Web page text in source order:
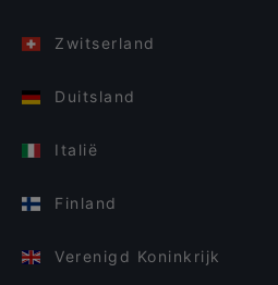
Zwitserland
Duitsland
Italië
Finland
Verenigd Koninkrijk